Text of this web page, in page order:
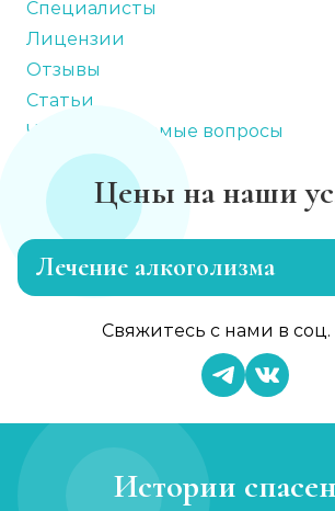
Специалисты
Лицензии
Отзывы
Статьи
Часто задаваемые вопросы
Цены на наши
Лечение алкоголизма
Свяжитесь с нами в соц.
Истории